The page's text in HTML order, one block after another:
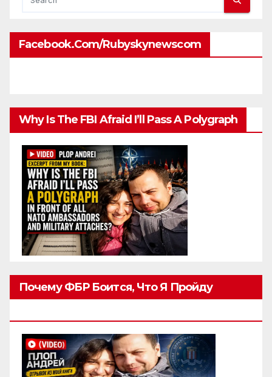
Facebook.com/rubyskynewscom
Why Is The FBI Afraid I’ll Pass A Polygraph
Почему ФБР Боится, Что Я Пройду